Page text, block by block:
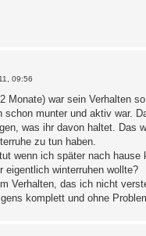
09:56
Monate) war sein Verhalten
schon munter und aktiv war.
was ihr davon haltet. Das
zu tun haben.
wenn ich später nach
eigentlich winterruhen wollte?
Verhalten, das ich nicht
komplett und ohne